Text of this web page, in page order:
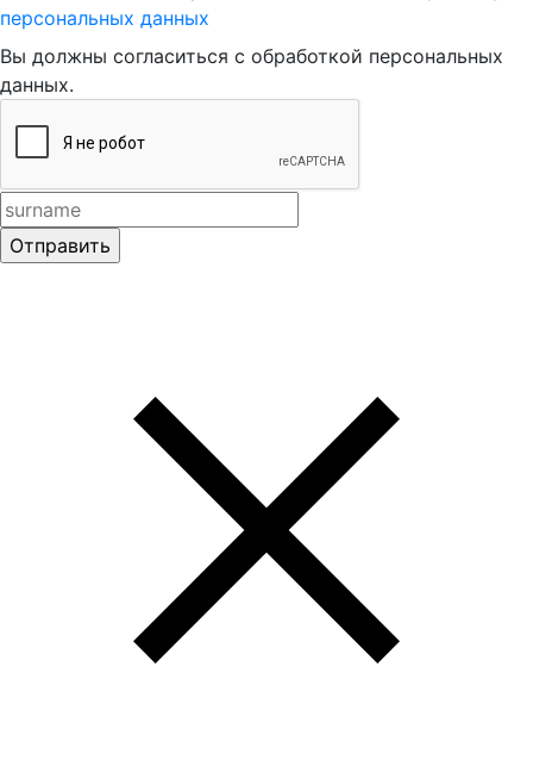
персональных данных
Вы должны согласиться с обработкой персональных
данных.